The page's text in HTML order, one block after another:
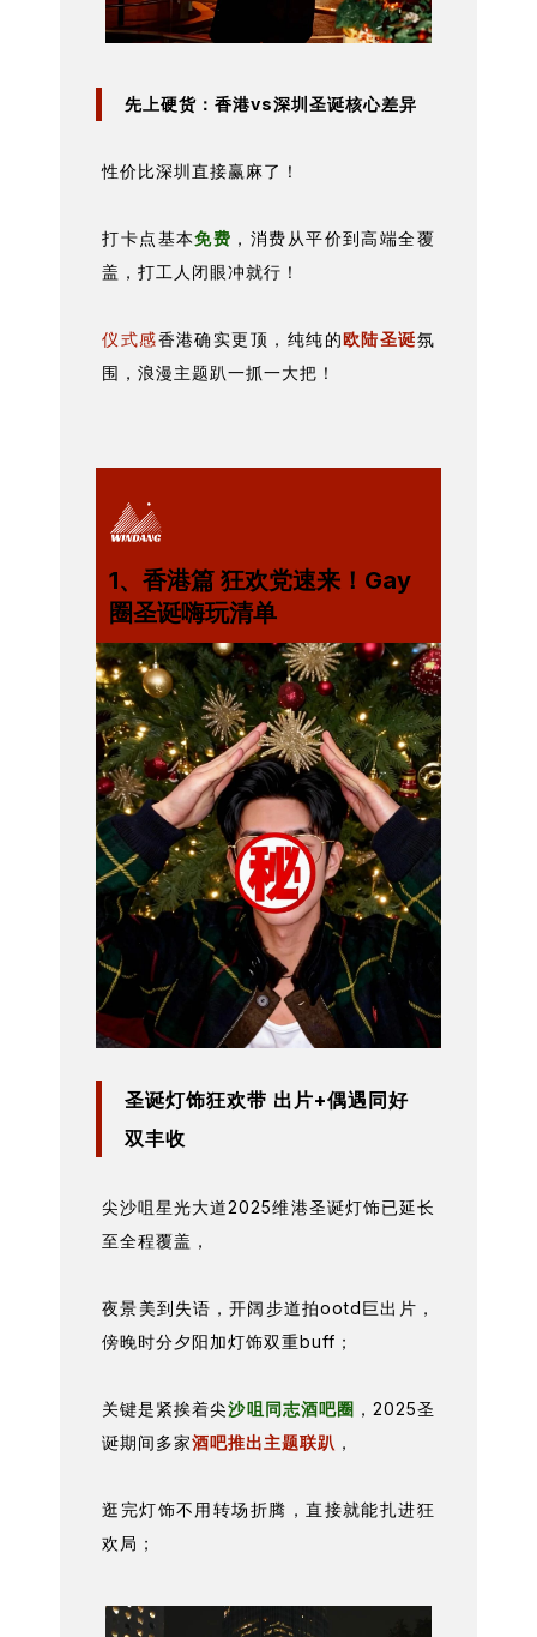
先上硬货：香港vs深圳圣诞核心差异
性价比深圳直接赢麻了！
打卡点基本免费 ，消费从平价到高端全覆
盖，打工人闭眼冲就行！
仪式感香港确实更顶，纯纯的欧陆圣诞氛
围，浪漫主题趴一抓一大把！
1、香港篇 狂欢党速来！Gay
圈圣诞嗨玩清单
圣诞灯饰狂欢带 出片+偶遇同好
双丰收
尖沙咀星光大道2025维港圣诞灯饰已延长
至全程覆盖，
夜景美到失语，开阔步道拍ootd巨出片，
傍晚时分夕阳加灯饰双重buff；
关键是紧挨着尖沙咀同志酒吧圈 ，2025圣
诞期间多家酒吧推出主题联趴 ，
逛完灯饰不用转场折腾，直接就能扎进狂
欢局；